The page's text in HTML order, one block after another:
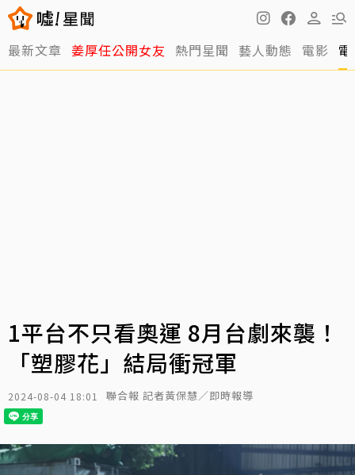
最新文章 姜厚任公開女友 熱門星聞 藝人動態 電影
1平台不只看奧運 8月台劇來襲！
「塑膠花」結局衝冠軍
2024-08-04 18:01 聯合報 記者黃保慧／即時報導